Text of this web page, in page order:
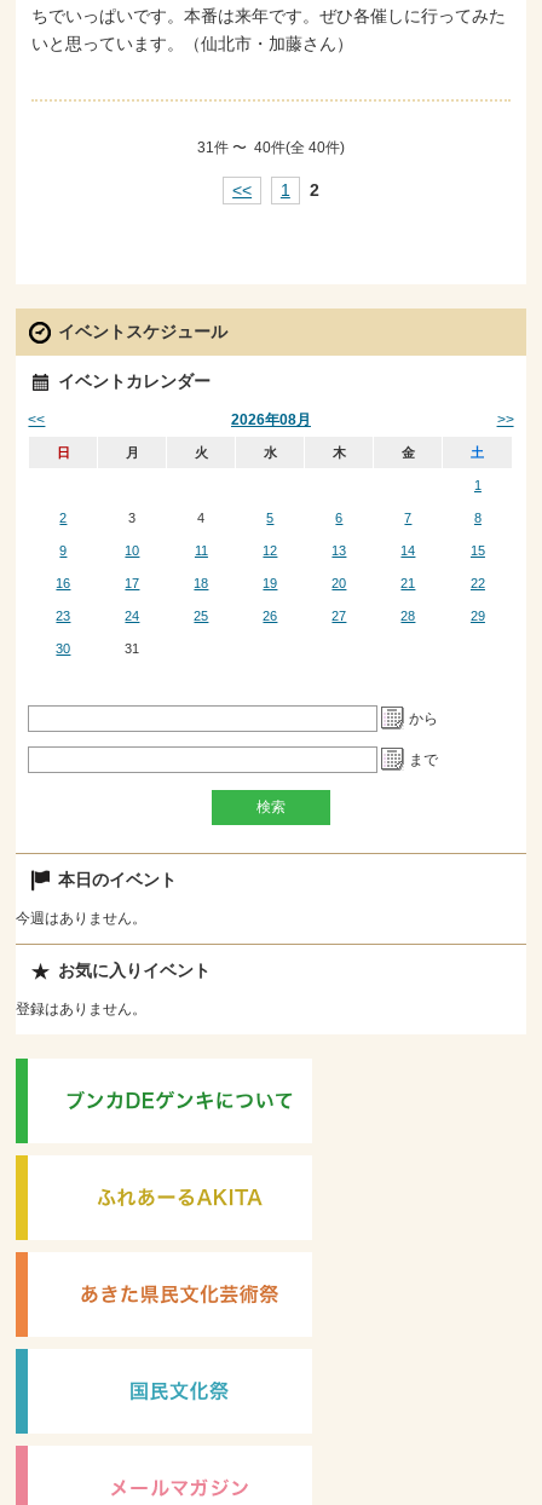
ちでいっぱいです。本番は来年です。ぜひ各催しに行ってみた
いと思っています。（仙北市・加藤さん）
31件 〜 40件(全 40件)
<< 1 2
イベントスケジュール
イベントカレンダー
2026年08月
<< >>
日 月 火 水 木 金 土
1
2 3 4 5 6 7 8
9 10 11 12 13 14 15
16 17 18 19 20 21 22
23 24 25 26 27 28 29
30 31
から
まで
本日のイベント
今週はありません。
お気に入りイベント
登録はありません。